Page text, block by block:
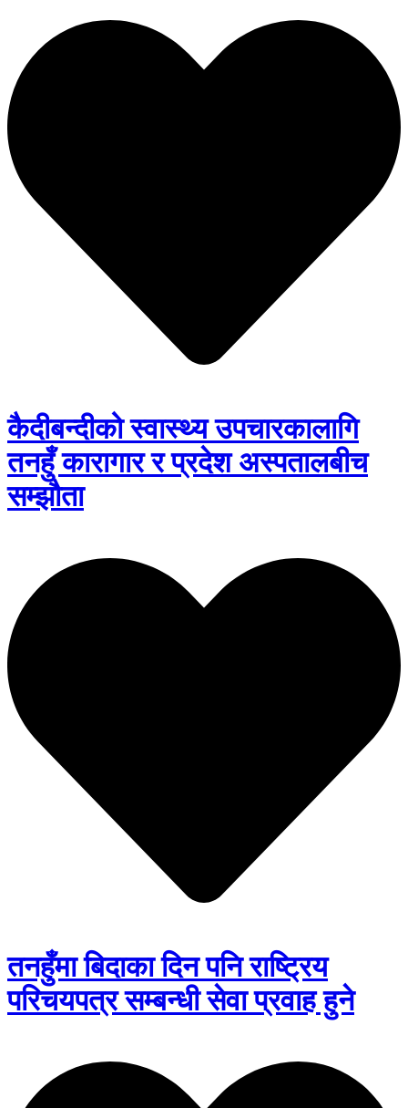
कैदीबन्दीको स्वास्थ्य उपचारकालागि
तनहुँ कारागार र प्रदेश अस्पतालबीच
सम्झौता
तनहुँमा बिदाका दिन पनि राष्ट्रिय
परिचयपत्र सम्बन्धी सेवा प्रवाह हुने